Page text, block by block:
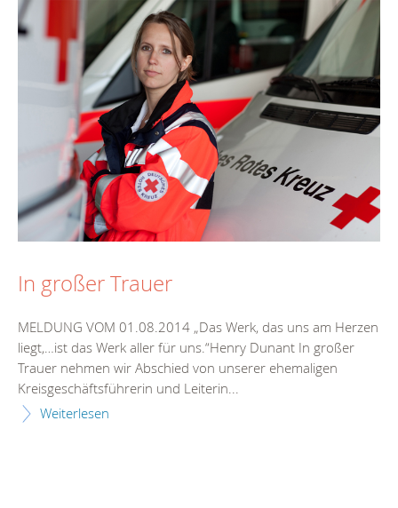
In großer Trauer
MELDUNG VOM 01.08.2014 „Das Werk, das uns am Herzen
liegt,…ist das Werk aller für uns.“Henry Dunant In großer
Trauer nehmen wir Abschied von unserer ehemaligen
Kreisgeschäftsführerin und Leiterin...
Weiterlesen